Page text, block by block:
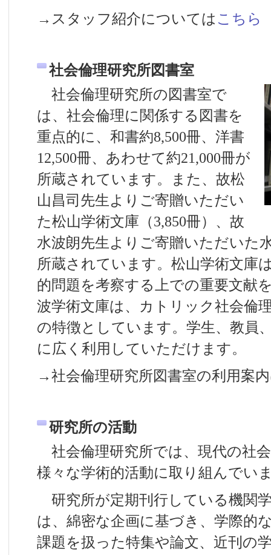
→スタッフ紹介については こちら
社会倫理研究所図書室
社会倫理研究所の図書室で
は、社会倫理に関係する図書を
重点的に、和書約8,500冊、洋書
12,500冊、あわせて約21,000冊が
所蔵されています。また、故松
山昌司先生よりご寄贈いただい
た松山学術文庫（3,850冊）、故
水波朗先生よりご寄贈いただいた
所蔵されています。松山学術文庫
的問題を考察する上での重要文献
波学術文庫は、カトリック社会倫
の特徴としています。学生、教員
に広く利用していただけます。
→社会倫理研究所図書室の利用案
研究所の活動
社会倫理研究所では、現代の社
様々な学術的活動に取り組んでい
研究所が定期刊行している機関
は、綿密な企画に基づき、学際的
課題を扱った特集や論文、近刊の